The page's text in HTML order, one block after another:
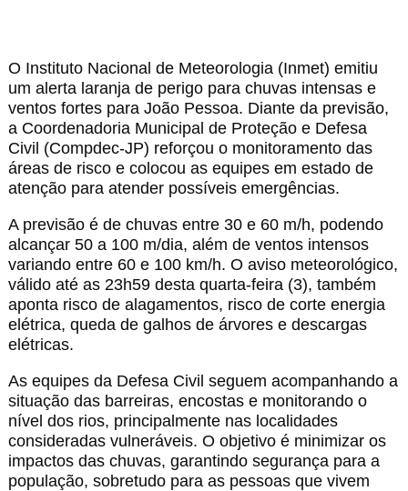
O Instituto Nacional de Meteorologia (Inmet) emitiu
um alerta laranja de perigo para chuvas intensas e
ventos fortes para João Pessoa. Diante da previsão,
a Coordenadoria Municipal de Proteção e Defesa
Civil (Compdec-JP) reforçou o monitoramento das
áreas de risco e colocou as equipes em estado de
atenção para atender possíveis emergências.
A previsão é de chuvas entre 30 e 60 m/h, podendo
alcançar 50 a 100 m/dia, além de ventos intensos
variando entre 60 e 100 km/h. O aviso meteorológico,
válido até as 23h59 desta quarta-feira (3), também
aponta risco de alagamentos, risco de corte energia
elétrica, queda de galhos de árvores e descargas
elétricas.
As equipes da Defesa Civil seguem acompanhando a
situação das barreiras, encostas e monitorando o
nível dos rios, principalmente nas localidades
consideradas vulneráveis. O objetivo é minimizar os
impactos das chuvas, garantindo segurança para a
população, sobretudo para as pessoas que vivem